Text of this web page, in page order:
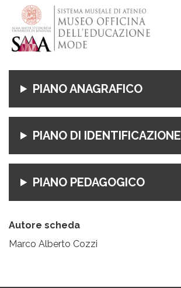
contenuto
principale
PIANO ANAGRAFICO
PIANO DI IDENTIFICAZIONE
PIANO PEDAGOGICO
Autore scheda
Marco Alberto Cozzi